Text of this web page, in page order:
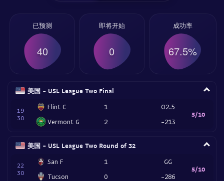
已预测
40
即将开始
0
成功率
67.5%
美国 - USL League Two Final
19
30
Flint C
Vermont G
1
2
O2.5
-213
5/10
美国 - USL League Two Round of 32
22
30
San F
Tucson
1
0
GG
-286
5/10